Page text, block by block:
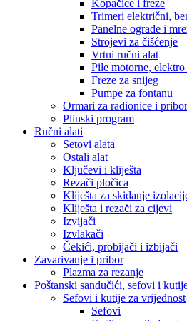
Kopačice i freze
Trimeri električni,
Panelne ograde i
Strojevi za čišćenje
Vrtni ručni alat
Pile motorne,
Freze za snijeg
Pumpe za fontanu
Ormari za radionice i pribor
Plinski program
Ručni alati
Setovi alata
Ostali alat
Ključevi i kliješta
Rezači pločica
Kliješta za skidanje
Kliješta i rezači za cijevi
Izvijači
Izvlakači
Čekići, probijači i izbijači
Zavarivanje i pribor
Plazma za rezanje
Poštanski sandučići, sefovi i
Sefovi i kutije za vrijednost
Sefovi